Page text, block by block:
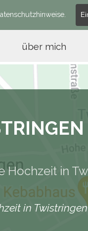
Menü
über mich
Hochzeit in
in